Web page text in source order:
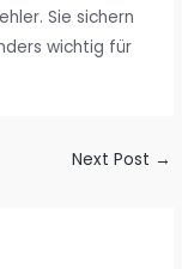
Sie sichern
wichtig für
Next Post →